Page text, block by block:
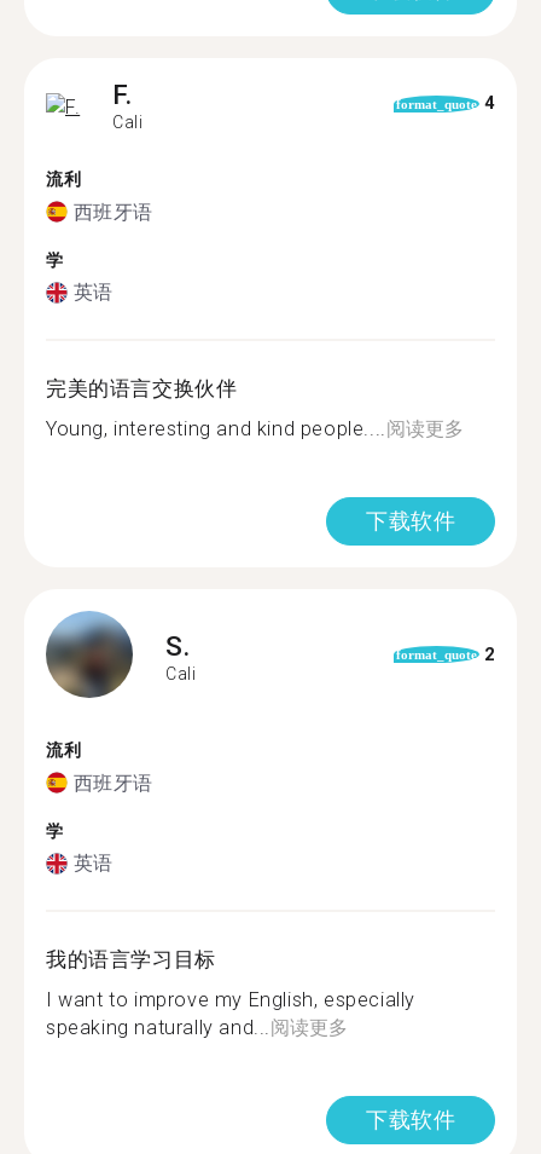
F.
Cali
format_quote 4
流利
西班牙语
学
英语
完美的语言交换伙伴
Young, interesting and kind people....阅读更多
下载软件
S.
Cali
format_quote 2
流利
西班牙语
学
英语
我的语言学习目标
I want to improve my English, especially
speaking naturally and...阅读更多
下载软件